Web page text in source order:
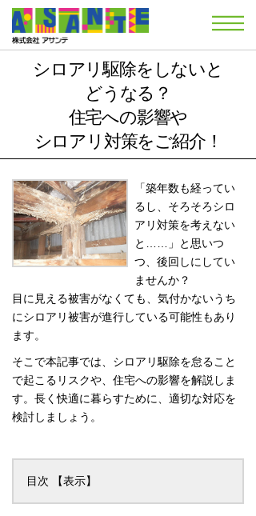
シロアリ駆除をしないと
どうなる？
住宅への影響や
シロアリ対策をご紹介！
「築年数も経ってい
るし、そろそろシロ
アリ対策を考えない
と……」と思いつ
つ、後回しにしてい
ませんか？
目に見える被害がなくても、気付かないうち
にシロアリ被害が進行している可能性もあり
ます。
そこで本記事では、シロアリ駆除を怠ること
で起こるリスクや、住宅への影響を解説しま
す。長く快適に暮らすために、適切な対応を
検討しましょう。
目次